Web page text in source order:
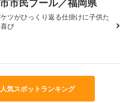
ツがひっくり返る仕掛けに子供た
び
気スポットランキング